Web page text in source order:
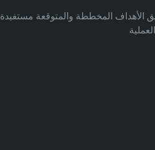
الأهداف المخططة والمتوقعة مستفيدة